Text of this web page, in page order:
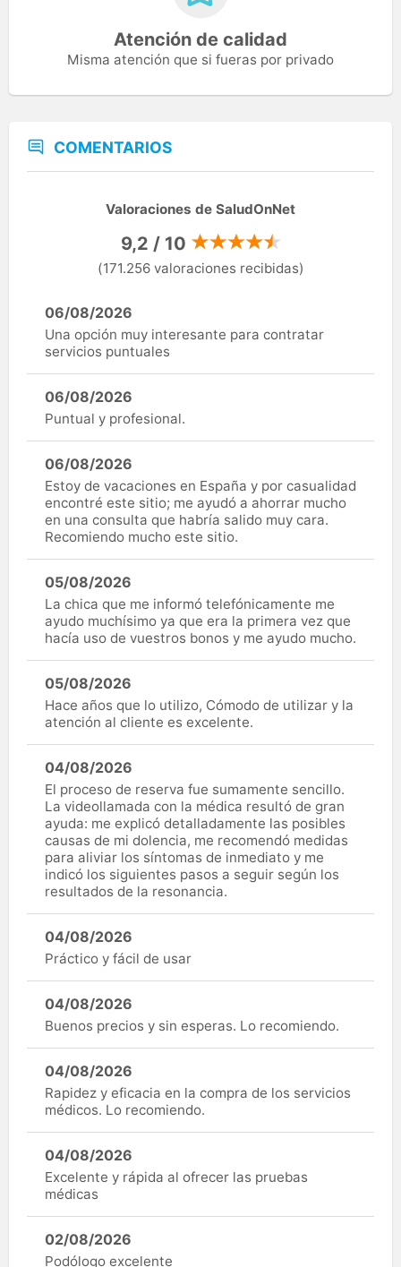
Atención de calidad
Misma atención que si fueras por privado
COMENTARIOS
Valoraciones de SaludOnNet
9,2 / 10
(171.256 valoraciones recibidas)
06/08/2026
Una opción muy interesante para contratar
servicios puntuales
06/08/2026
Puntual y profesional.
06/08/2026
Estoy de vacaciones en España y por casualidad
encontré este sitio; me ayudó a ahorrar mucho
en una consulta que habría salido muy cara.
Recomiendo mucho este sitio.
05/08/2026
La chica que me informó telefónicamente me
ayudo muchísimo ya que era la primera vez que
hacía uso de vuestros bonos y me ayudo mucho.
05/08/2026
Hace años que lo utilizo, Cómodo de utilizar y la
atención al cliente es excelente.
04/08/2026
El proceso de reserva fue sumamente sencillo.
La videollamada con la médica resultó de gran
ayuda: me explicó detalladamente las posibles
causas de mi dolencia, me recomendó medidas
para aliviar los síntomas de inmediato y me
indicó los siguientes pasos a seguir según los
resultados de la resonancia.
04/08/2026
Práctico y fácil de usar
04/08/2026
Buenos precios y sin esperas. Lo recomiendo.
04/08/2026
Rapidez y eficacia en la compra de los servicios
médicos. Lo recomiendo.
04/08/2026
Excelente y rápida al ofrecer las pruebas
médicas
02/08/2026
Podólogo excelente